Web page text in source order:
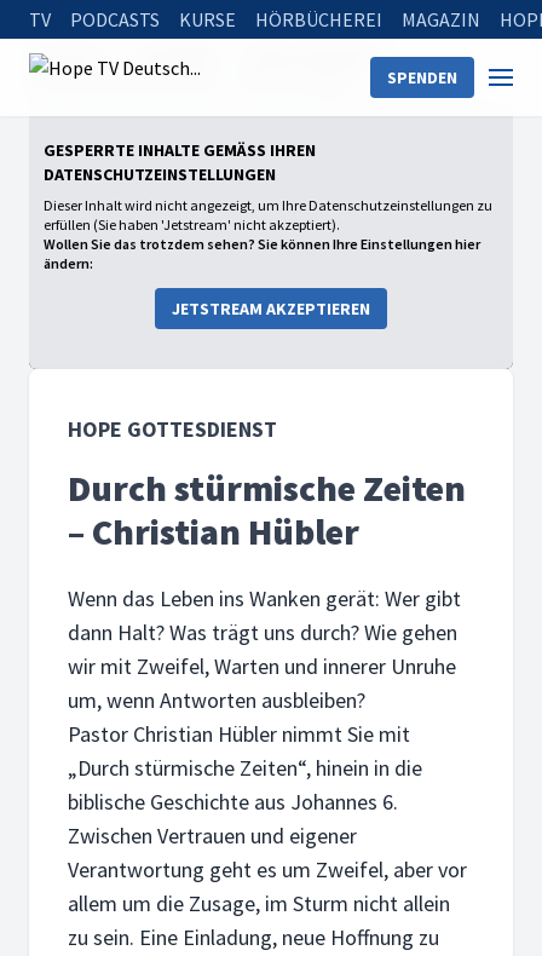
TV PODCASTS KURSE HÖRBÜCHEREI MAGAZIN
SPENDEN
Startseite
Hope Gottesdienst
Durch stürmische Zeiten – Christian Hübler
GESPERRTE INHALTE GEMÄSS IHREN D
ATENSCHUTZEINSTELLUNGEN
Dieser Inhalt wird nicht angezeigt, um Ihre Datenschutzeinstellungen zu
erfüllen (Sie haben 'Jetstream' nicht akzeptiert).
Wollen Sie das trotzdem sehen? Sie können Ihre Einstellungen hier
ändern:
JETSTREAM AKZEPTIEREN
HOPE GOTTESDIENST
Durch stürmische Zeiten
– Christian Hübler
Wenn das Leben ins Wanken gerät: Wer gibt
dann Halt? Was trägt uns durch? Wie gehen
wir mit Zweifel, Warten und innerer Unruhe
um, wenn Antworten ausbleiben?
Pastor Christian Hübler nimmt Sie mit
„Durch stürmische Zeiten“, hinein in die
biblische Geschichte aus Johannes 6.
Zwischen Vertrauen und eigener
Verantwortung geht es um Zweifel, aber vor
allem um die Zusage, im Sturm nicht allein
zu sein. Eine Einladung, neue Hoffnung zu